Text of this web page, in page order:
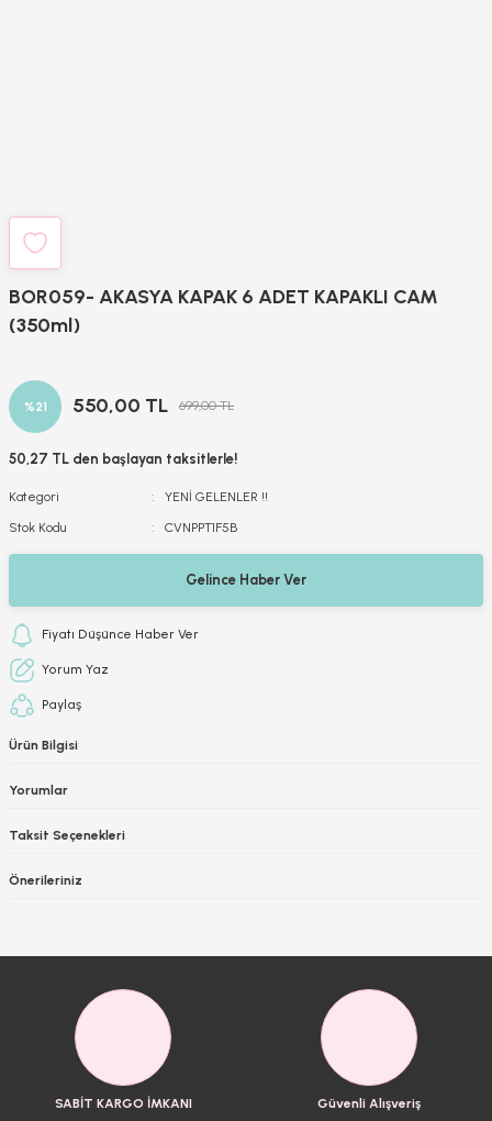
BOR059- AKASYA KAPAK 6 ADET KAPAKLI CAM
(350ml)
%21 550,00 TL 699,00 TL
50,27 TL den başlayan taksitlerle!
Kategori
YENİ GELENLER !!
Stok Kodu
CVNPPT1F5B
Gelince Haber Ver
Fiyatı Düşünce Haber Ver
Yorum Yaz
Paylaş
Ürün Bilgisi
Yorumlar
Taksit Seçenekleri
Önerileriniz
SABİT KARGO İMKANI
Güvenli Alışveriş